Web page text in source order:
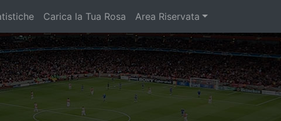
Carica la Tua Rosa Area Riservata